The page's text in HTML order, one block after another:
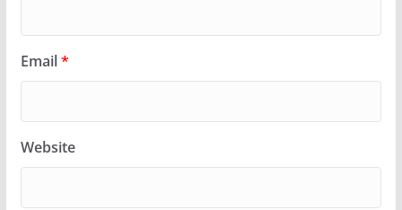
Email*
Website